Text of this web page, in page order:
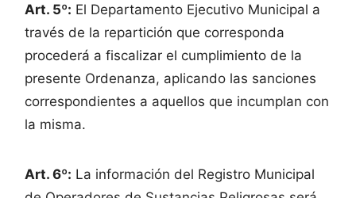
Art. 5º: El Departamento Ejecutivo Municipal a
través de la repartición que corresponda
procederá a fiscalizar el cumplimiento de la
presente Ordenanza, aplicando las sanciones
correspondientes a aquellos que incumplan con
la misma.
Art. 6º: La información del Registro Municipal